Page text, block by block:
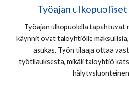
Työajan
Työajan ulkopuolella tapahtuvat
käynnit ovat taloyhtiölle
asukas. Työn tilaaja ottaa
työtilauksesta, mikäli taloyhtiö